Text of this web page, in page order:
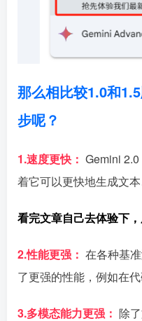
那么相比较1.0和
步呢？
1.速度更快 ： Gemini
着它可以更快地生成文
看完文章自己去体验下，
2.性能更强： 在各种基
了更强的性能，例如在
3.多模态能力更强： 除